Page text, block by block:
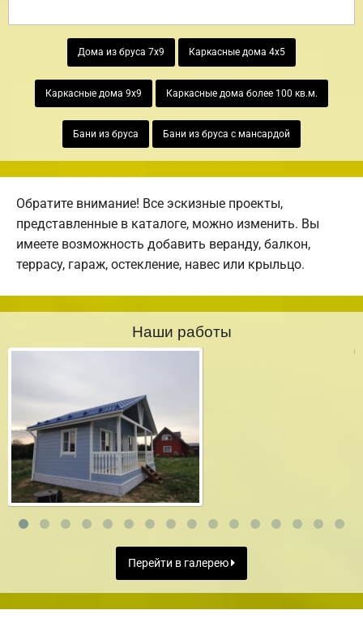
Дома из бруса 7х9 Каркасные дома 4х5
Каркасные дома 9х9 Каркасные дома более 100 кв.м.
Бани из бруса Бани из бруса с мансардой
Обратите внимание! Все эскизные проекты,
представленные в каталоге, можно изменить. Вы
имеете возможность добавить веранду, балкон,
террасу, гараж, остекление, навес или крыльцо.
Наши работы
Перейти в галерею